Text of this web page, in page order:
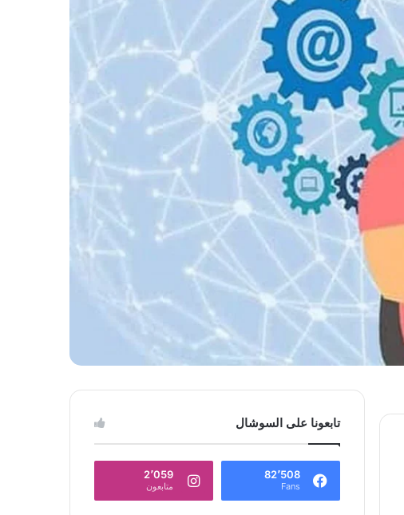
تابعونا على السوشال
82٬508
Fans
2٬059
متابعون